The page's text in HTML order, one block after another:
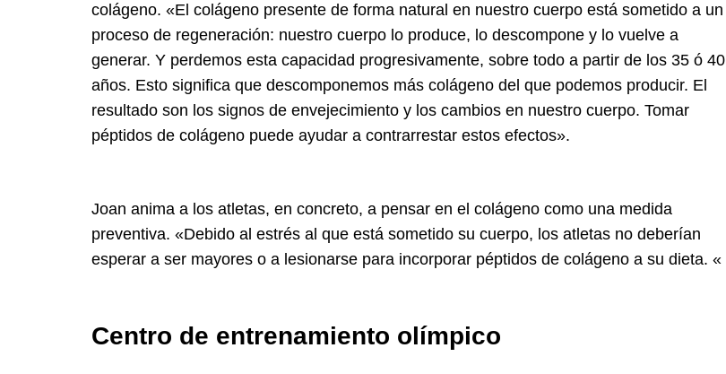
colágeno. «El colágeno presente de forma natural en nuestro cuerpo está sometido a un
proceso de regeneración: nuestro cuerpo lo produce, lo descompone y lo vuelve a
generar. Y perdemos esta capacidad progresivamente, sobre todo a partir de los 35 ó 40
años. Esto significa que descomponemos más colágeno del que podemos producir. El
resultado son los signos de envejecimiento y los cambios en nuestro cuerpo. Tomar
péptidos de colágeno puede ayudar a contrarrestar estos efectos».
Joan anima a los atletas, en concreto, a pensar en el colágeno como una medida
preventiva. «Debido al estrés al que está sometido su cuerpo, los atletas no deberían
esperar a ser mayores o a lesionarse para incorporar péptidos de colágeno a su dieta. «
Centro de entrenamiento olímpico